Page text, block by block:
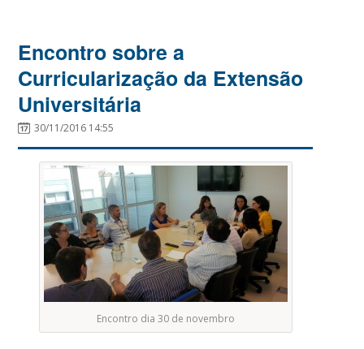
Encontro sobre a
Curricularização da Extensão
Universitária
30/11/2016 14:55
Encontro dia 30 de novembro